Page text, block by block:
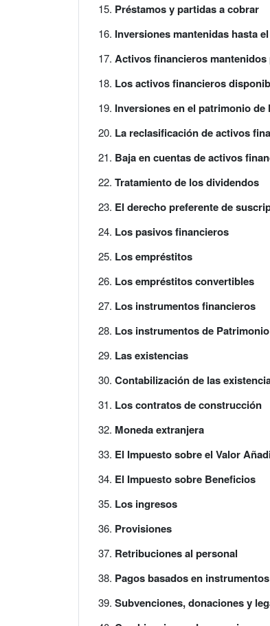
Préstamos y partidas a cobrar
Inversiones mantenidas hasta
Activos financieros mantenidos
Los activos financieros
Inversiones en el patrimonio
La reclasificación de activos
Baja en cuentas de activos
Tratamiento de los dividendos
El derecho preferente de
Los pasivos financieros
Los empréstitos
Los empréstitos convertibles
Los instrumentos financieros
Los instrumentos de
Las existencias
Contabilización de las
Los contratos de construcción
Moneda extranjera
El Impuesto sobre el Valor
El Impuesto sobre Beneficios
Los ingresos
Provisiones
Retribuciones al personal
Pagos basados en
Subvenciones, donaciones y